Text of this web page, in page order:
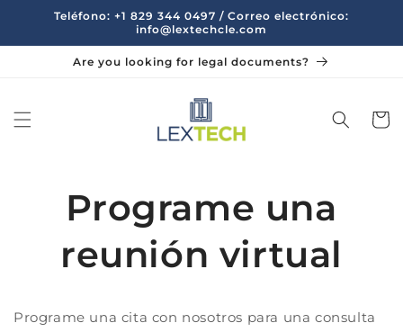
directamente
Teléfono: +1 829 344 0497 / Correo electrónico:
info@lextechcle.com
Are you looking for legal documents?
Carrito
Programe una
reunión virtual
Programe una cita con nosotros para una consulta